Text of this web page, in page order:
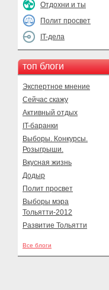
Отдохни и ты
Полит просвет
IT-дела
топ блоги
Экспертное мнение
Сейчас скажу
Активный отдых
IT-баранки
Выборы. Конкурсы.
Розыгрыши.
Вкусная жизнь
Додыр
Полит просвет
Выборы мэра
Тольятти-2012
Развитие Тольятти
Все блоги